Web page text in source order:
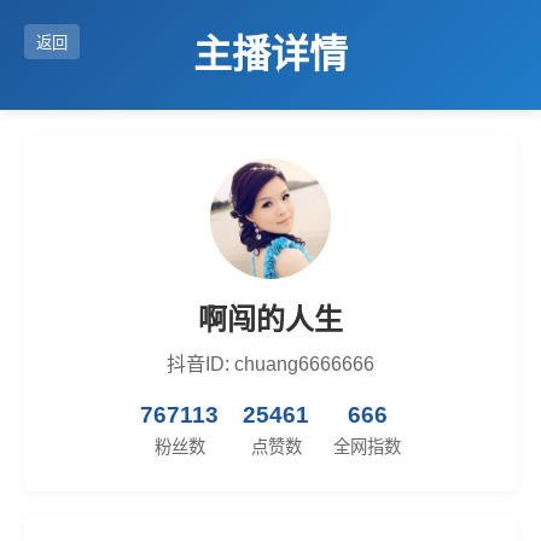
返回 主播详情
啊闯的人生
抖音ID: chuang6666666
767113
粉丝数
25461
点赞数
666
全网指数